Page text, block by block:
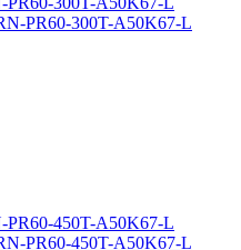
PR60-450T-A50K67-L